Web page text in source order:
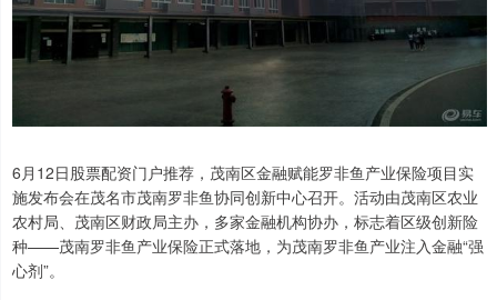
6月12日股票配资门户推荐，茂南区金融赋能罗非鱼产业保险项目实
施发布会在茂名市茂南罗非鱼协同创新中心召开。活动由茂南区农业
农村局、茂南区财政局主办，多家金融机构协办，标志着区级创新险
种——茂南罗非鱼产业保险正式落地，为茂南罗非鱼产业注入金融“强
心剂”。